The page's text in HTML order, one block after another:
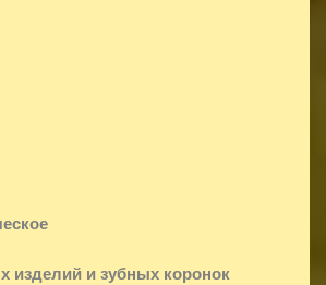
и зубных коронок